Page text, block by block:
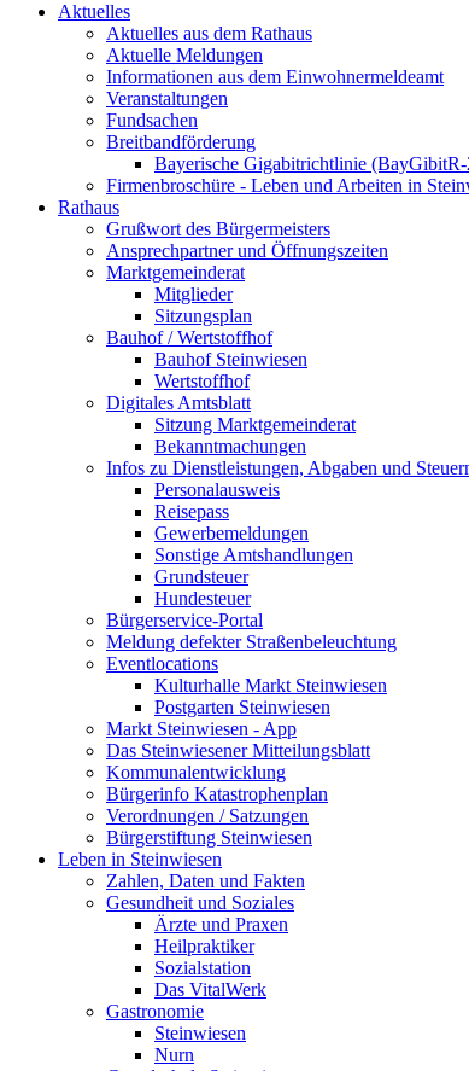
Aktuelles
Aktuelles aus dem Rathaus
Aktuelle Meldungen
Informationen aus dem Einwohnermeldeamt
Veranstaltungen
Fundsachen
Breitbandförderung
Bayerische Gigabitrichtlinie
Firmenbroschüre - Leben und Arbeiten in
Rathaus
Grußwort des Bürgermeisters
Ansprechpartner und Öffnungszeiten
Marktgemeinderat
Mitglieder
Sitzungsplan
Bauhof / Wertstoffhof
Bauhof Steinwiesen
Wertstoffhof
Digitales Amtsblatt
Sitzung Marktgemeinderat
Bekanntmachungen
Infos zu Dienstleistungen, Abgaben und
Personalausweis
Reisepass
Gewerbemeldungen
Sonstige Amtshandlungen
Grundsteuer
Hundesteuer
Bürgerservice-Portal
Meldung defekter Straßenbeleuchtung
Eventlocations
Kulturhalle Markt Steinwiesen
Postgarten Steinwiesen
Markt Steinwiesen - App
Das Steinwiesener Mitteilungsblatt
Kommunalentwicklung
Bürgerinfo Katastrophenplan
Verordnungen / Satzungen
Bürgerstiftung Steinwiesen
Leben in Steinwiesen
Zahlen, Daten und Fakten
Gesundheit und Soziales
Ärzte und Praxen
Heilpraktiker
Sozialstation
Das VitalWerk
Gastronomie
Steinwiesen
Nurn